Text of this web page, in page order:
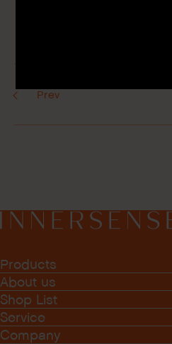
Prev
Products
About us
Shop List
Service
Company